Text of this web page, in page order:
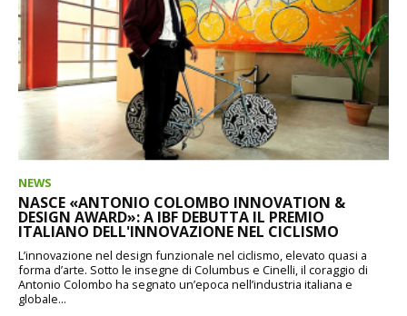
NEWS
NASCE «ANTONIO COLOMBO INNOVATION &
DESIGN AWARD»: A IBF DEBUTTA IL PREMIO
ITALIANO DELL'INNOVAZIONE NEL CICLISMO
L’innovazione nel design funzionale nel ciclismo, elevato quasi a
forma d’arte. Sotto le insegne di Columbus e Cinelli, il coraggio di
Antonio Colombo ha segnato un’epoca nell’industria italiana e
globale...